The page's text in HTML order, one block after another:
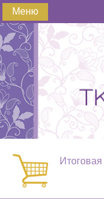
Меню